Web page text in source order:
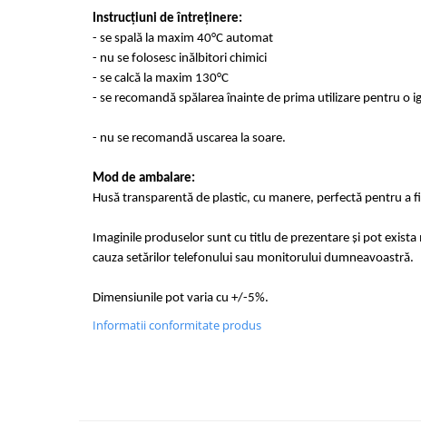
Instrucțiuni de întreținere:
- se spală la maxim 40°C automat
- nu se folosesc inălbitori chimici
- se calcă la maxim 130°C
- se recomandă spălarea înainte de prima utilizare pentru o
- nu se recomandă uscarea la soare.
Mod de ambalare:
Husă transparentă de plastic, cu manere, perfectă pentru a
Imaginile produselor sunt cu titlu de prezentare și pot
cauza setărilor telefonului sau monitorului dumneavoastră.
Dimensiunile pot varia cu +/-5%.
Informatii conformitate produs